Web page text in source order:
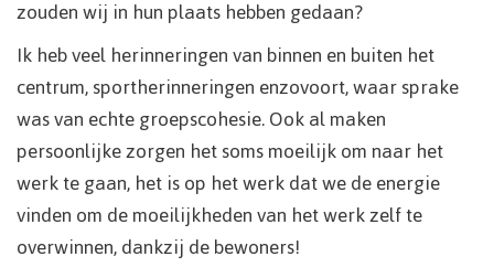
zouden wij in hun plaats hebben gedaan?
Ik heb veel herinneringen van binnen en buiten het
centrum, sportherinneringen enzovoort, waar sprake
was van echte groepscohesie. Ook al maken
persoonlijke zorgen het soms moeilijk om naar het
werk te gaan, het is op het werk dat we de energie
vinden om de moeilijkheden van het werk zelf te
overwinnen, dankzij de bewoners!